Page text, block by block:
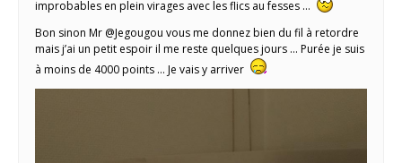
improbables en plein virages avec les flics au fesses …
Bon sinon Mr @Jegougou vous me donnez bien du fil à retordre
mais j’ai un petit espoir il me reste quelques jours … Purée je suis
à moins de 4000 points … Je vais y arriver